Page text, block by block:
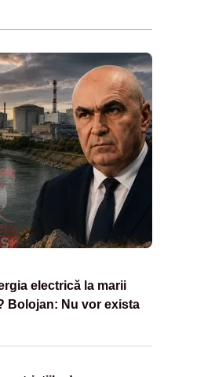
electrică la marii
Bolojan: Nu vor exista